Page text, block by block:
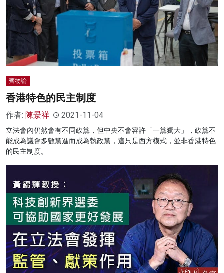
齊物論
香港特色的民主制度
作者: 陳景祥 2021-11-04
立法會內仍然會有不同政黨，但中央不會容許「一黨獨大」，政黨不
能成為議會多數黨進而成為執政黨，這只是西方模式，並非香港特色
的民主制度。